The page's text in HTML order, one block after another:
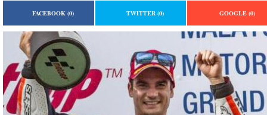
FACEBOOK(0) TWITTER(0) GOOGLE(0)